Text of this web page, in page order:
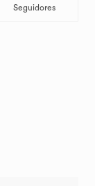
Seguidores